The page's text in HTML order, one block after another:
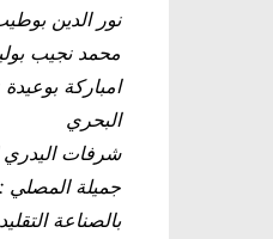
نور الدين
محمد نجيب
امباركة بوعيدة
البحري
شرفات اليدري
جميلة المصلي :
بالصناعة